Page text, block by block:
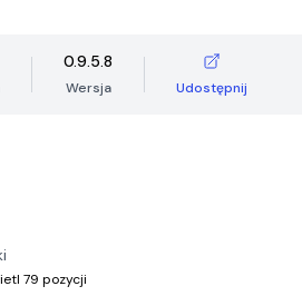
0.9.5.8
Wersja Udostępnij
79 pozycji